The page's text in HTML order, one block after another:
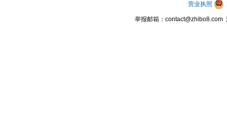
营业执照
举报邮箱：